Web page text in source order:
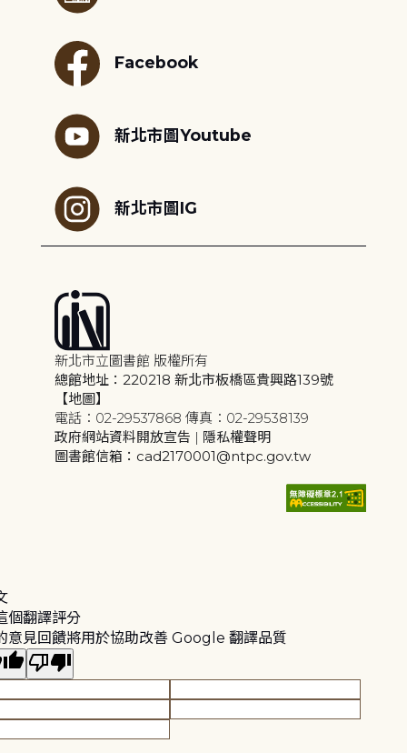
Facebook
新北市圖Youtube
新北市圖IG
新北市立圖書館 版權所有
總館地址：220218 新北市板橋區貴興路139號
【地圖】
電話：02-29537868 傳真：02-29538139
政府網站資料開放宣告 | 隱私權聲明
圖書館信箱：cad2170001@ntpc.gov.tw
個翻譯評分
意見回饋將用於協助改善 Google 翻譯品質